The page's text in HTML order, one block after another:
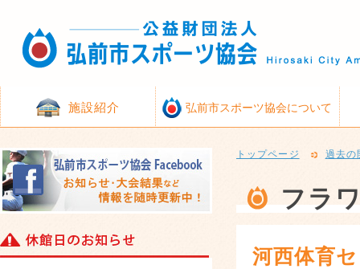
施設紹介 弘前市スポーツ協会について
トップページ 過去の
フラ
河西体育